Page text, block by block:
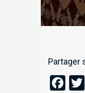
Partager